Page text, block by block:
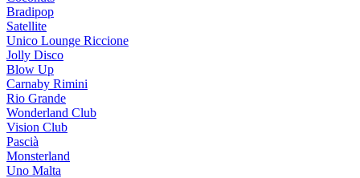
Bradipop
Satellite
Unico Lounge Riccione
Jolly Disco
Blow Up
Carnaby Rimini
Rio Grande
Wonderland Club
Vision Club
Pascià
Monsterland
Uno Malta